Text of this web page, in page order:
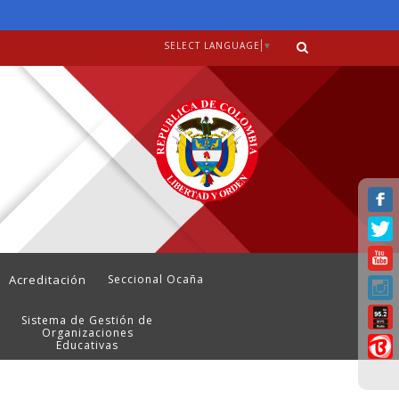
SELECT LANGUAGE ▼
Acreditación Seccional Ocaña
Sistema de Gestión de
Organizaciones
Educativas